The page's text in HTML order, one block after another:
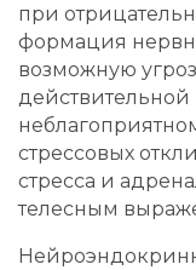
при
формация
возможную
действительной
стрессовых
стресса и
телесным